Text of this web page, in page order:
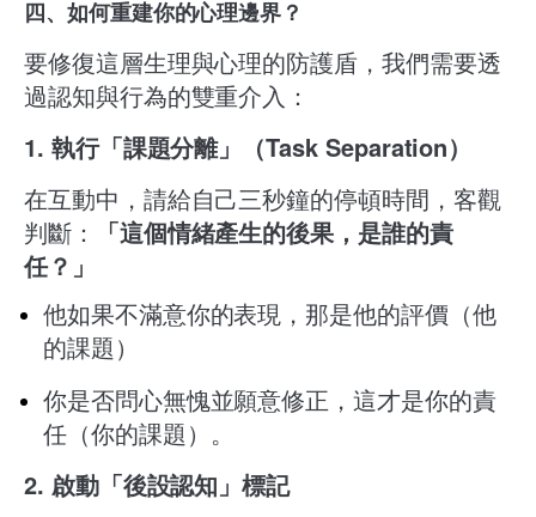
四、如何重建你的心理邊界？
要修復這層生理與心理的防護盾，我們需要透
過認知與行為的雙重介入：
1. 執行「課題分離」（Task Separation）
在互動中，請給自己三秒鐘的停頓時間，客觀
判斷：
「這個情緒產生的後果，是誰的責
任？」
他如果不滿意你的表現，那是他的評價（他
的課題）
你是否問心無愧並願意修正，這才是你的責
任（你的課題）。
2. 啟動「後設認知」標記